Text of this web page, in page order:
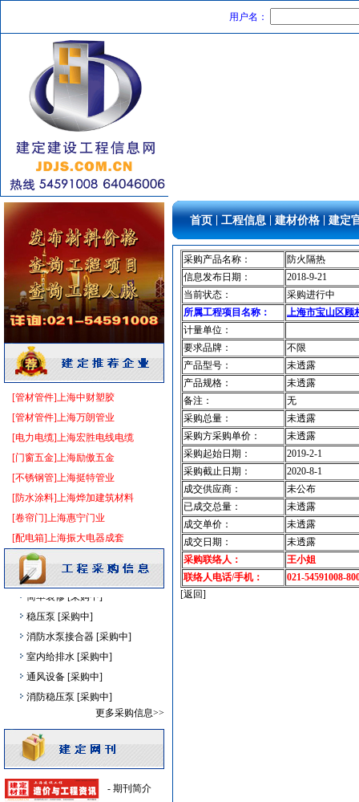
用户名：
[管材管件]上海中财塑胶
[管材管件]上海万朗管业
[电力电缆]上海宏胜电线电缆
[门窗五金]上海励傲五金
[不锈钢管]上海挺特管业
[防水涂料]上海烨加建筑材料
[卷帘门]上海惠宁门业
[配电箱]上海振大电器成套
消防火警 [采购中]
抛光砖石 [采购中]
室内给排水
[采购中]
商品混凝土 [采购中]
消防 [采购中]
PVC窗帘 [采购中]
装饰石材 [采购中]
及各种防火器材 [采购中]
电梯 [采购中]
仪器仪表 [采购中]
电气控制开关
[采购中]
室内给排水 [采购中]
油漆涂料 [采购中]
变压器 [采购中]
管材管件
仪器仪表电线电缆
防火阀 [采购中]
卫生洁具 [采购中]
园林设施 [采购中]
镀锌钢管 [采购中]
成品楼梯 [采购中]
水泵 [采购中]
卫生洁具 [采购中]
变配电 [采购中]
筒灯 [采购中]
给排水管件 [采购中]
稳压泵 [采购中]
消防水泵接合器 [采购中]
室内给排水 [采购中]
通风设备 [采购中]
消防稳压泵 [采购中]
[采购中]
给排水系统 [采购中]
水泵房
[采购中]
阀门组件 [采购中]
更多采购信息>>
- 期刊简介
首页 工程信息 建材价格 建定
采购产品名称：
防火隔热
信息发布日期：
2018-9-21
当前状态：
采购进行中
所属工程项目名称：
上海市宝山区顾
计量单位：
要求品牌：
不限
产品型号：
未透露
产品规格：
未透露
备注：
无
采购总量：
未透露
采购方采购单价：
未透露
采购起始日期：
2019-2-1
采购截止日期：
2020-8-1
成交供应商：
未公布
已成交总量：
未透露
成交单价：
未透露
成交日期：
未透露
采购联络人：
王小姐
联络人电话/手机：
021-54591008-
[返回]